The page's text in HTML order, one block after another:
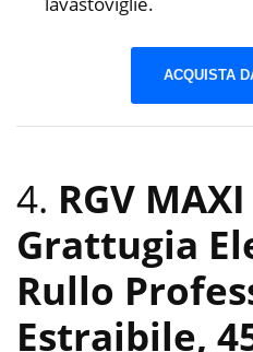
ACQUISTA
4. RGV
Grattugia
Rullo
Estraibile,